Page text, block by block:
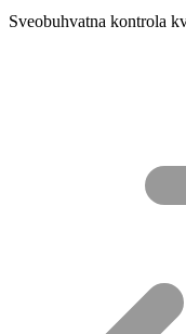
Sveobuhvatna kontrola